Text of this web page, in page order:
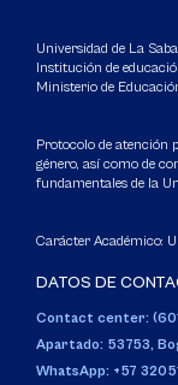
Universidad de La
Institución de
Ministerio de
Protocolo de atención
género, así como de
fundamentales de la
Carácter Académico:
DATOS DE
Contact center:
Apartado: 53753,
WhatsApp: +57